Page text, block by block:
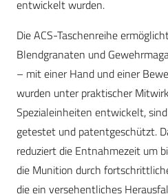
entwickelt wurden.
Die ACS-Taschenreihe
Blendgranaten und
– mit einer Hand und einer
wurden unter praktischer
Spezialeinheiten entwickelt,
getestet und patentgeschützt.
reduziert die Entnahmezeit um
die Munition durch
die ein versehentliches